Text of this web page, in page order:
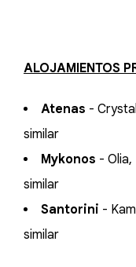
ALOJAMIENTOS
Atenas -
similar
Mykonos - Olia,
similar
Santorini -
similar